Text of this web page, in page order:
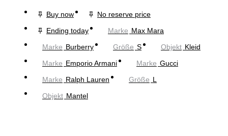
Buy now
No reserve price
Ending today
Marke Max Mara
Marke Burberry Größe S Objekt Kleid
Marke Emporio Armani Marke Gucci
Marke Ralph Lauren Größe L
Objekt Mantel